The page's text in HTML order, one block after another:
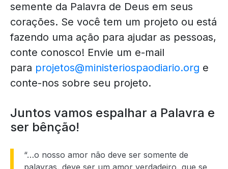
semente da Palavra de Deus em seus
corações. Se você tem um projeto ou está
fazendo uma ação para ajudar as pessoas,
conte conosco! Envie um e-mail
para projetos@ministeriospaodiario.org e
conte-nos sobre seu projeto.
Juntos vamos espalhar a Palavra e
ser bênção!
“…o nosso amor não deve ser somente de
palavras, deve ser um amor verdadeiro, que se